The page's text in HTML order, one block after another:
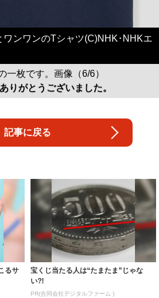
ンワンのTシャツ(C)NHK･NHKエ
一枚です。画像（6/6）
りがとうございました。
記事に戻る
るサ
宝くじ当たる人は“たまたま”じゃな
い?!
PR(合同会社デジタルファーム )